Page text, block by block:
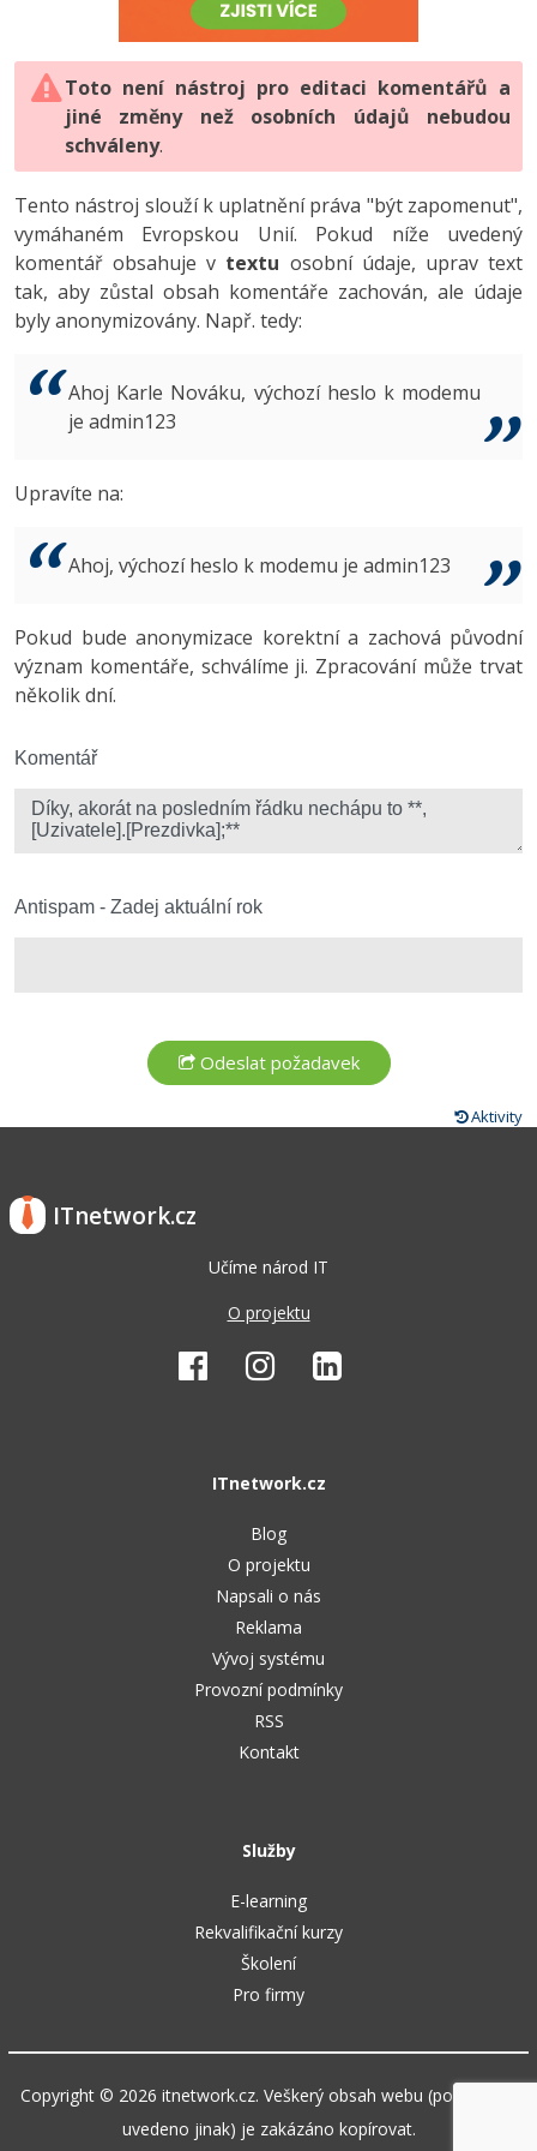
HTML5, CSS3, Bootstrap, SEO
SQL a databáze
Testování a verzování
UML a návrhové vzory
React
Spring
ASP.NET MVC
Best practices
PHP
JavaScript
Python
HTML / CSS
UML a návrhové vzory
MySQL/MariaDB
MS-SQL
Vývojář mobilních aplikací
C# Game developer
Tester
Systémový administrátor
3D grafik
Copywriter
WordPress specialista
-80%
JavaScript -80%
PHP -80%
Swift -80%
Kotlin -80%
VB.NET
Algoritmy -41%
Umělá inteligence (AI) -10%
Fórum
Digitální gramotnost
Marketing
WordPress
SEO
UX
Business
Copywriting
Windows
Kybernetická bezpečnost
Photoshop -80%
Adobe Illustrator -80%
Adobe Lightroom
Adobe XD
Adobe InDesign -25%
Adobe After Effects
Inkscape
Fórum
Toto není nástroj pro editaci komentářů a
jiné změny než osobních údajů nebudou
schváleny.
Tento nástroj slouží k uplatnění práva "být zapomenut",
vymáhaném Evropskou Unií. Pokud níže uvedený
komentář obsahuje v textu osobní údaje, uprav text
tak, aby zůstal obsah komentáře zachován, ale údaje
byly anonymizovány. Např. tedy:
Ahoj Karle Nováku, výchozí heslo k modemu
je admin123
Upravíte na:
Ahoj, výchozí heslo k modemu je admin123
Pokud bude anonymizace korektní a zachová původní
význam komentáře, schválíme ji. Zpracování může trvat
několik dní.
Komentář
Antispam - Zadej aktuální rok
Aktivity
ITnetwork.cz
Učíme národ IT
O projektu
ITnetwork.cz
Blog
O projektu
Napsali o nás
Reklama
Vývoj systému
Provozní podmínky
RSS
Kontakt
Služby
E-learning
Rekvalifikační kurzy
Školení
Pro firmy
Copyright © 2026 itnetwork.cz. Veškerý obsah webu (pokud není
uvedeno jinak) je zakázáno kopírovat.